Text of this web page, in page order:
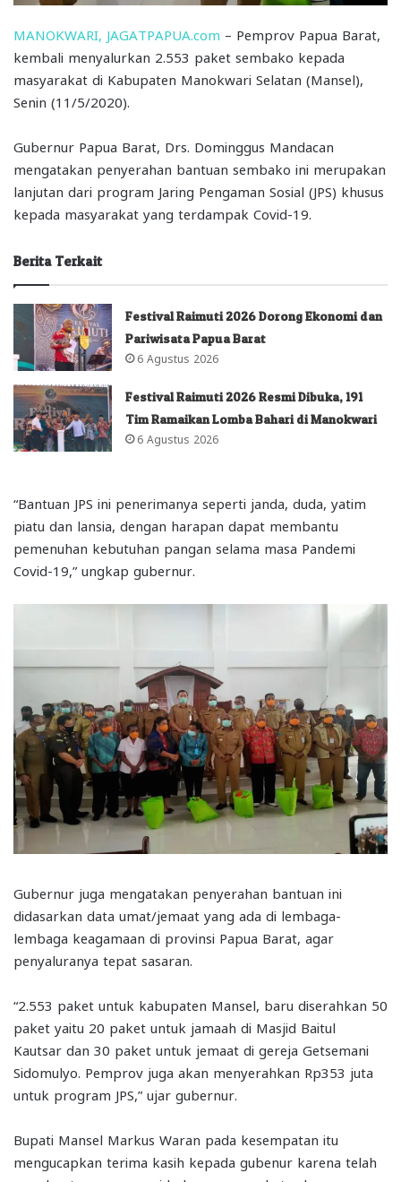
MANOKWARI, JAGATPAPUA.com – Pemprov Papua Barat,
kembali menyalurkan 2.553 paket sembako kepada
masyarakat di Kabupaten Manokwari Selatan (Mansel),
Senin (11/5/2020).
Gubernur Papua Barat, Drs. Dominggus Mandacan
mengatakan penyerahan bantuan sembako ini merupakan
lanjutan dari program Jaring Pengaman Sosial (JPS) khusus
kepada masyarakat yang terdampak Covid-19.
Berita Terkait
Festival Raimuti 2026 Dorong Ekonomi dan
Pariwisata Papua Barat
6 Agustus 2026
Festival Raimuti 2026 Resmi Dibuka, 191
Tim Ramaikan Lomba Bahari di Manokwari
6 Agustus 2026
“Bantuan JPS ini penerimanya seperti janda, duda, yatim
piatu dan lansia, dengan harapan dapat membantu
pemenuhan kebutuhan pangan selama masa Pandemi
Covid-19,” ungkap gubernur.
Gubernur juga mengatakan penyerahan bantuan ini
didasarkan data umat/jemaat yang ada di lembaga-
lembaga keagamaan di provinsi Papua Barat, agar
penyaluranya tepat sasaran.
“2.553 paket untuk kabupaten Mansel, baru diserahkan 50
paket yaitu 20 paket untuk jamaah di Masjid Baitul
Kautsar dan 30 paket untuk jemaat di gereja Getsemani
Sidomulyo. Pemprov juga akan menyerahkan Rp353 juta
untuk program JPS,” ujar gubernur.
Bupati Mansel Markus Waran pada kesempatan itu
mengucapkan terima kasih kepada gubenur karena telah